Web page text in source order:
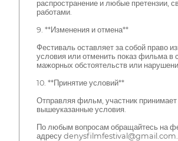
распространение и любые претензии,
работами.
9. **Изменения и отмена**
Фестиваль оставляет за собой право
условия или отменить показ фильма в
мажорных обстоятельств или
10. **Принятие условий**
Отправляя фильм, участник принимает
вышеуказанные условия.
По любым вопросам обращайтесь на
адресу denysfilmfestival@gmail.com.